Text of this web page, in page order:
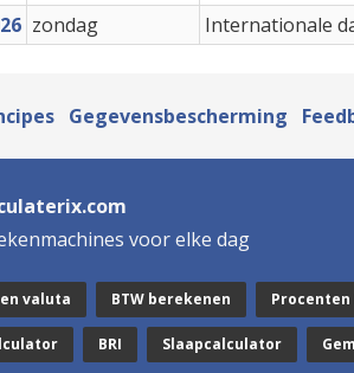
zondag Internationale
Gegevensbescherming
voor elke dag
valuta BTW berekenen
BRI Slaapcalculator